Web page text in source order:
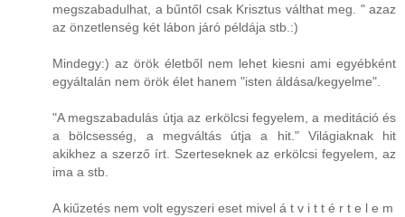
megszabadulhat, a bűntől csak Krisztus válthat meg. " azaz
az önzetlenség két lábon járó példája stb.:)
Mindegy:) az örök életből nem lehet kiesni ami egyébként
egyáltalán nem örök élet hanem "isten áldása/kegyelme".
"A megszabadulás útja az erkölcsi fegyelem, a meditáció és
a bölcsesség, a megváltás útja a hit." Világiaknak hit
akikhez a szerző írt. Szerteseknek az erkölcsi fegyelem, az
ima a stb.
A kiűzetés nem volt egyszeri eset mivel á t v i t t é r t e l e m